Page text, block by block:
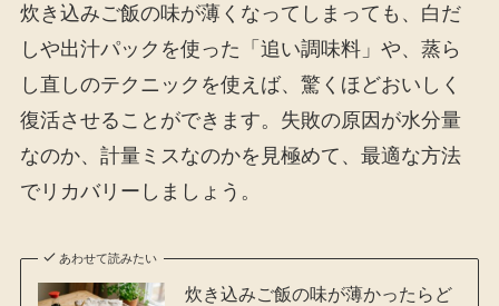
炊き込みご飯の味が薄くなってしまっても、白だ
しや出汁パックを使った「追い調味料」や、蒸ら
し直しのテクニックを使えば、驚くほどおいしく
復活させることができます。失敗の原因が水分量
なのか、計量ミスなのかを見極めて、最適な方法
でリカバリーしましょう。
あわせて読みたい
炊き込みご飯の味が薄かったらど